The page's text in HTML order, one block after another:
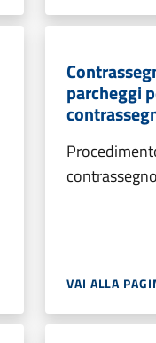
parcheggi
contrassegno
VAI ALLA